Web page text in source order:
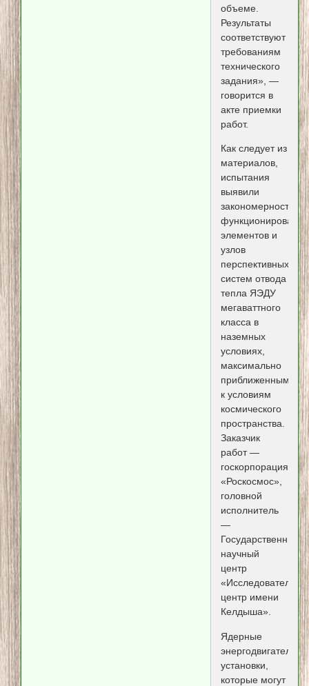
объеме.
Результаты
соответствуют
требованиям
технического
задания», —
говорится в
акте приемки
работ.
Как следует из
материалов,
испытания
выявили
закономерности
функционирования
элементов и
узлов
перспективных
систем отвода
тепла ЯЭДУ
мегаваттного
класса в
наземных
условиях,
максимально
приближенным
к условиям
космического
пространства.
Заказчик
работ —
госкорпорация
«Роскосмос»,
головной
исполнитель
—
Государственный
научный
центр
центр имени
Келдыша».
Ядерные
установки,
которые могут